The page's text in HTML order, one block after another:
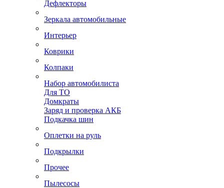
Дефлекторы
Зеркала автомобильные
Интерьер
Коврики
Колпаки
Набор автомобилиста
Для ТО
Домкраты
Заряд и проверка АКБ
Подкачка шин
Оплетки на руль
Подкрылки
Прочее
Пылесосы